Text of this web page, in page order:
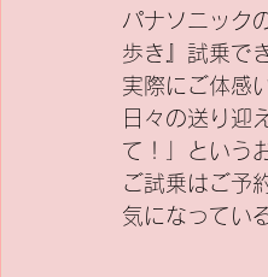
修理・整備
新基準原付 電気バイ
パナソニック
歩き』試乗で
実際にご体感
日々の送り迎
て！」という
ご試乗はご予
気になってい